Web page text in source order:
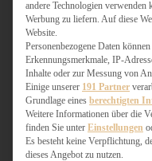
andere Technologien
Werbung zu liefern. Auf diese
Website.
Personenbezogene Daten
Erkennungsmerkmale, IP-
Inhalte oder zur Messung von
Einige unserer 191 Partner
Grundlage eines berechtigten
Weitere Informationen über die
finden Sie unter Einstellungen
Es besteht keine Verpflichtung,
dieses Angebot zu nutzen.